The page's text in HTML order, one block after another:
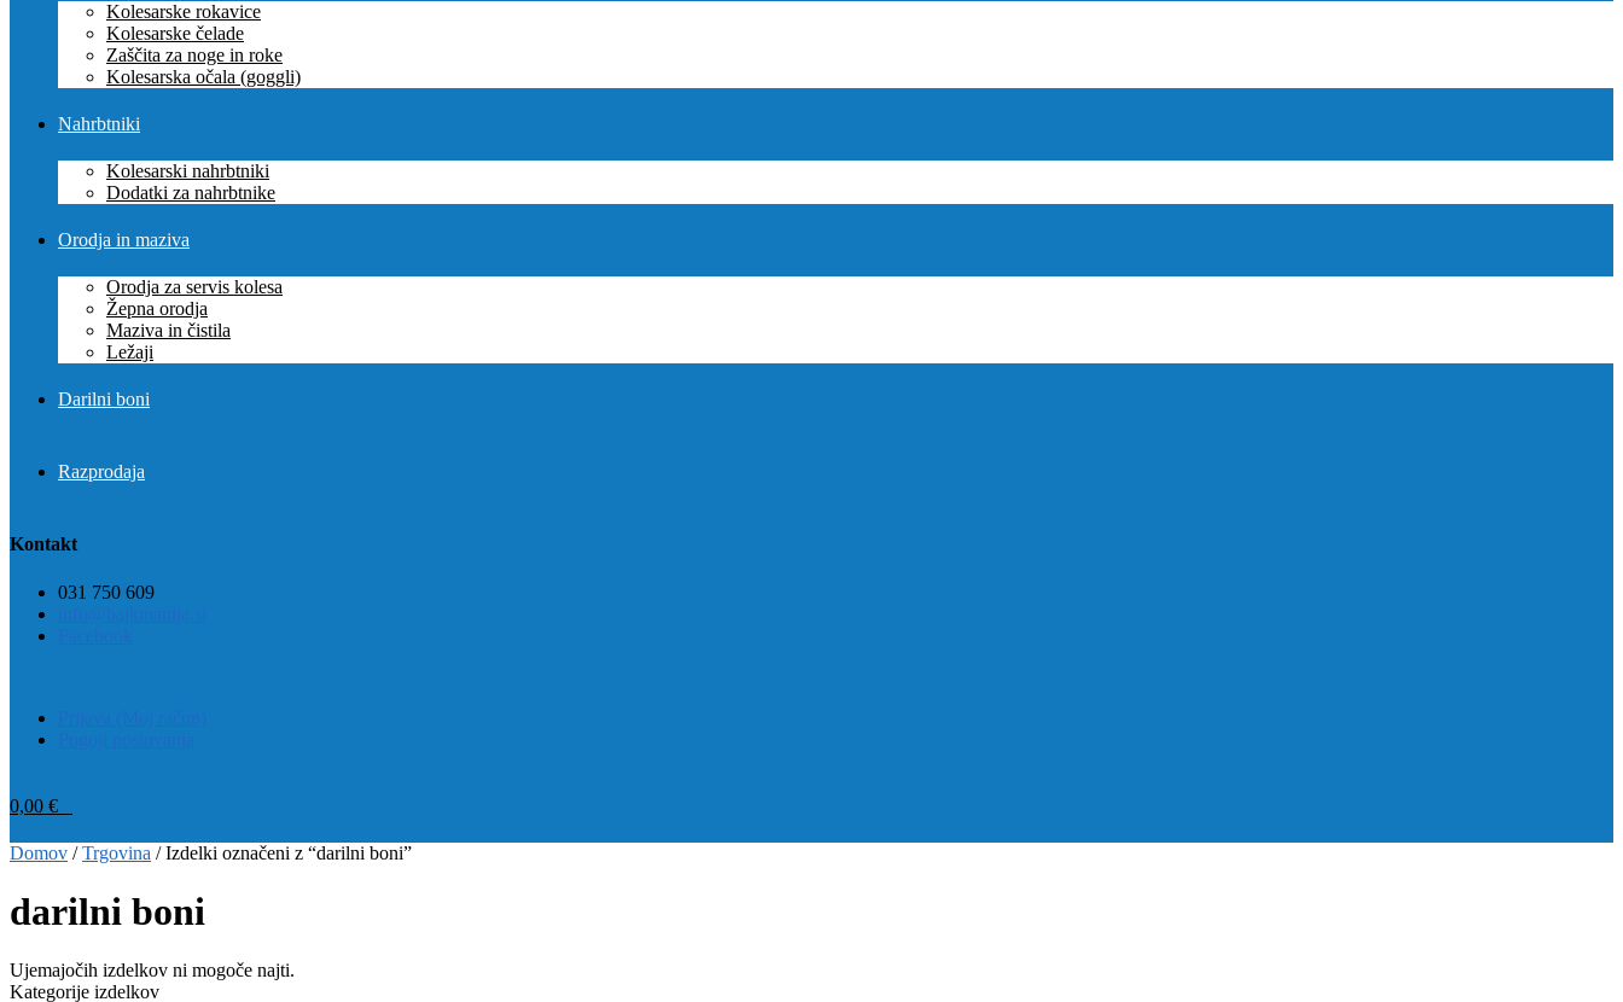
Kolesarske rokavice
Kolesarske čelade
Zaščita za noge in roke
Kolesarska očala (goggli)
Nahrbtniki
Kolesarski nahrbtniki
Dodatki za nahrbtnike
Orodja in maziva
Orodja za servis kolesa
Žepna orodja
Maziva in čistila
Ležaji
Darilni boni
Razprodaja
Kontakt
031 750 609
0,00 €
Domov /Trgovina /Izdelki označeni z “darilni boni”
darilni boni
Ujemajočih izdelkov ni mogoče najti.
Kategorije izdelkov